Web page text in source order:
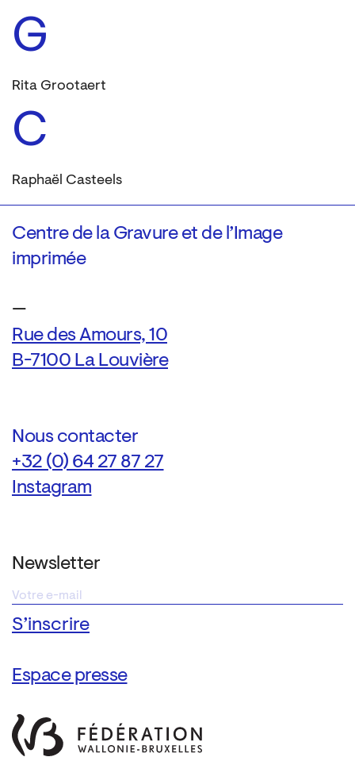
G
Rita Grootaert
C
Raphaël Casteels
Centre de la Gravure et de l’Image
imprimée
—
Rue des Amours, 10
B-7100 La Louvière
Nous contacter
+32 (0) 64 27 87 27
Instagram
Newsletter
Espace presse